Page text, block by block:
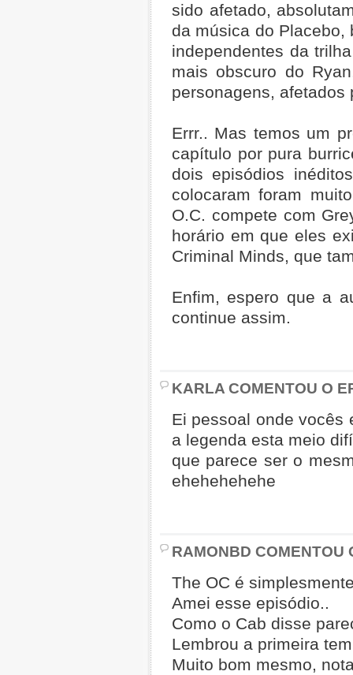
sido afetado,
da música do Placebo,
independentes da
mais obscuro do
personagens, afetados
Errr.. Mas temos um
capítulo por pura
dois episódios
colocaram foram
O.C. compete com
horário em que eles
Criminal Minds, que
Enfim, espero que a
continue assim.
KARLA COMENTOU O
Ei pessoal onde vocês
a legenda esta meio
que parece ser o
ehehehehehe
RAMONBD COMENTOU
The OC é
Amei esse episódio..
Como o Cab disse
Lembrou a primeira
Muito bom mesmo,